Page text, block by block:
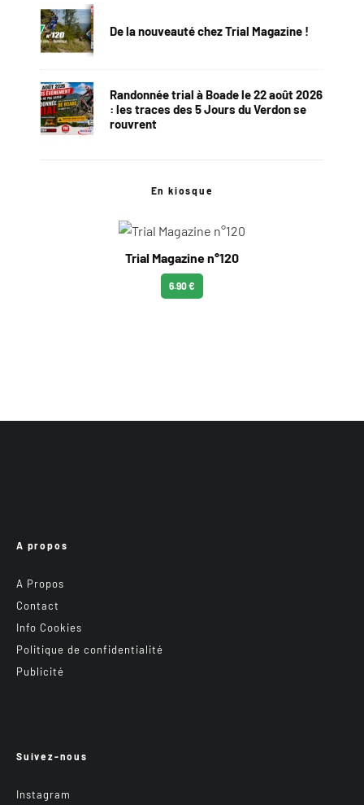
De la nouveauté chez Trial Magazine !
Randonnée trial à Boade le 22 août 2026
: les traces des 5 Jours du Verdon se
rouvrent
En kiosque
Trial Magazine n°120
6.90 €
A propos
A Propos
Contact
Info Cookies
Politique de confidentialité
Publicité
Suivez-nous
Instagram